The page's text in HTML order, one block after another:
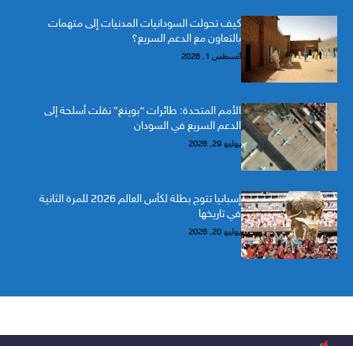
كيف تحولت السودانيات المدنيات إلى متهمات
بالتعاون مع الدعم السريع؟
أغسطس 1, 2026
الأمم المتحدة: طائرات “بوينغ” نقلت أسلحة إلى
الدعم السريع في السودان
يوليو 29, 2026
إسبانيا تتوج بطلة لكأس العالم 2026 للمرة الثانية
في تاريخها
يوليو 20, 2026